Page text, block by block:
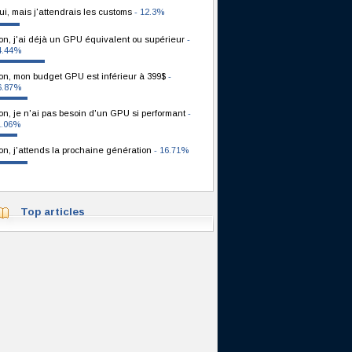
mais j'attendrais les customs - 12.3%
j'ai déjà un GPU équivalent ou supérieur -
mon budget GPU est inférieur à 399$ -
je n'ai pas besoin d'un GPU si performant -
j'attends la prochaine génération - 16.71%
Top articles